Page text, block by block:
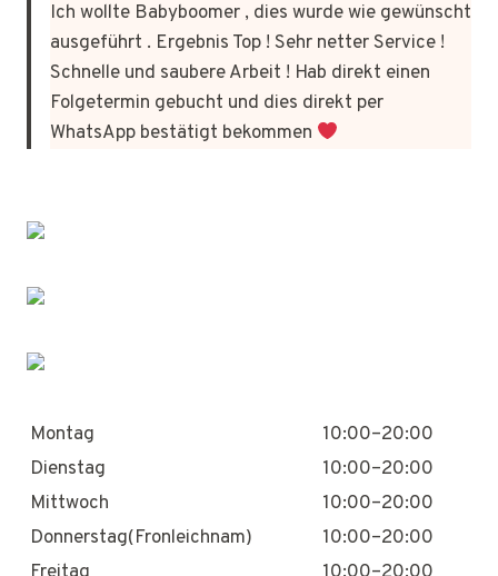
Ich wollte Babyboomer , dies wurde wie gewünscht
ausgeführt . Ergebnis Top ! Sehr netter Service !
Schnelle und saubere Arbeit ! Hab direkt einen
Folgetermin gebucht und dies direkt per
WhatsApp bestätigt bekommen
Montag
10:00–20:00
Dienstag
10:00–20:00
Mittwoch
10:00–20:00
Donnerstag(Fronleichnam)
10:00–20:00